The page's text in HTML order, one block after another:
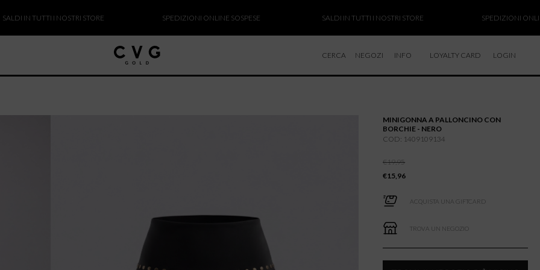
TUTTI I NOSTRI STORE SPEDIZIONI ONLINE SOSPESE SALDI IN TUTTI I NOSTRI STORE SPEDIZIONI ONLINE
CERCA NEGOZI INFO
RESI E RIMBORSI
LOYALTY CARD LOGIN
MINIGONNA A PALLONCINO CON
BORCHIE - NERO
COD: 1409109134
€19,95
€15,96
ACQUISTA UNA GIFTCARD
TROVA UN NEGOZIO